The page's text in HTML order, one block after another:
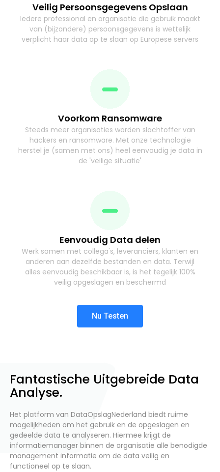
Veilig Persoonsgegevens Opslaan
Iedere professional en organisatie die gebruik maakt
van (bijzondere) persoonsgegevens is wettelijk
verplicht haar data op te slaan op Europese servers
Voorkom Ransomware
Steeds meer organisaties worden slachtoffer van
hackers en ransomware. Met onze technologie
herstel je (samen met ons) heel eenvoudig je data in
de 'veilige situatie'
Eenvoudig Data delen
Werk samen met collega's, leveranciers, klanten en
anderen aan dezelfde bestanden en data. Terwijl
alles eenvoudig beschikbaar is, is het tegelijk 100%
veilig opgeslagen en beschermd
Nu Testen
Fantastische Uitgebreide Data
Analyse.
Het platform van DataOpslagNederland biedt ruime
mogelijkheden om het gebruik en de opgeslagen en
gedeelde data te analyseren. Hiermee krijgt de
informatiemanager binnen de organisatie alle benodigde
management informatie om de data veilig en
functioneel op te slaan.